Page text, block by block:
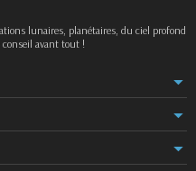
lunaires, planétaires, du ciel profond
conseil avant tout !